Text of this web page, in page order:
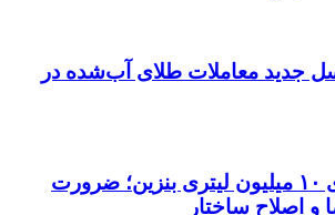
جدید معاملات طلای آب‌شده در
بحران ناترازی ۱۰ میلیون لیتری بنزین؛ ضرورت
و اصلاح ساختار